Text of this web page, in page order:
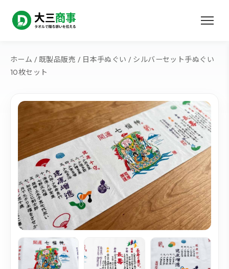
ホーム / 既製品販売 / 日本手ぬぐい / シルバーセット手ぬぐい
10枚セット